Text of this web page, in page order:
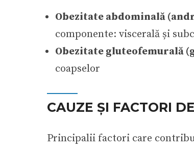
Obezitate abdominală
componente: viscerală și
Obezitate gluteofemurală
coapselor
CAUZE ȘI FACTORI
Principalii factori care